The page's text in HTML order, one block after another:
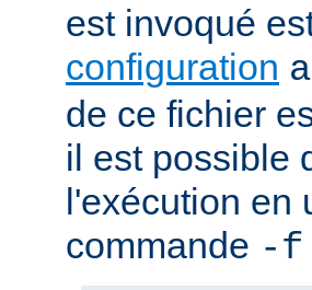
est invoqué
configuration
de ce fichier
il est possible
l'exécution en
commande -f